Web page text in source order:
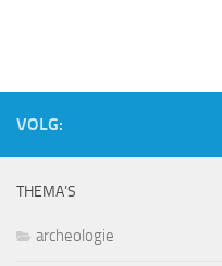
VOLG:
THEMA’S
archeologie